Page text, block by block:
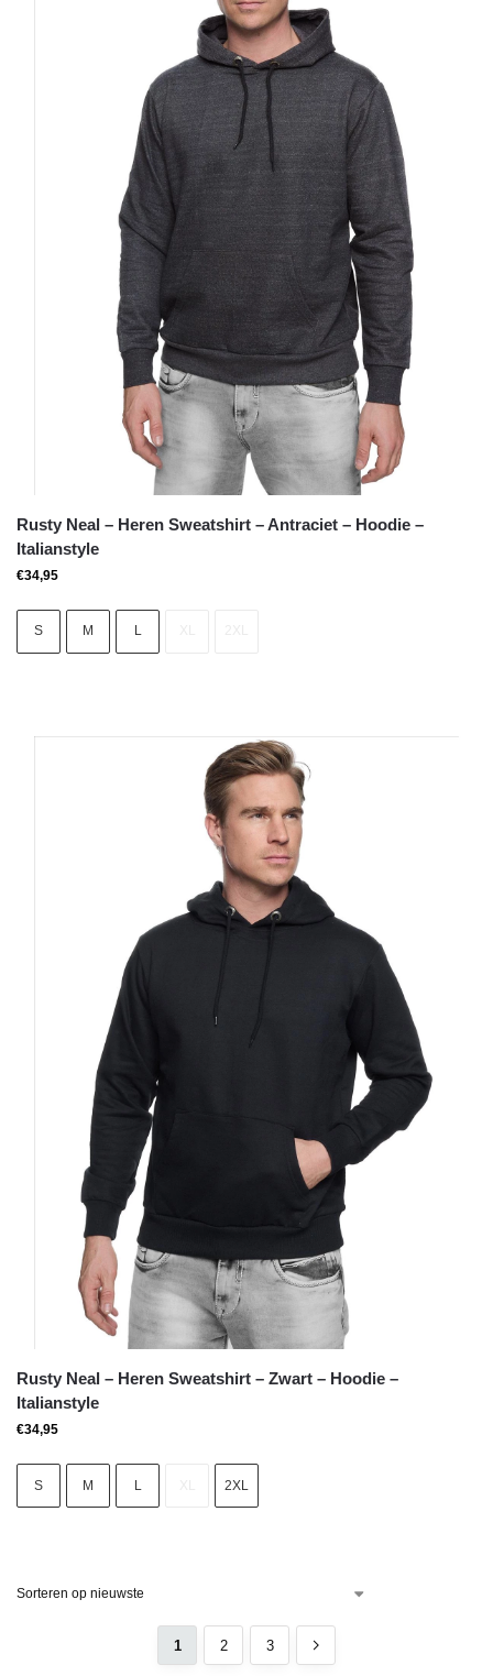
Rusty Neal – Heren Sweatshirt – Antraciet – Hoodie –
Italianstyle
€34,95
S M L
Rusty Neal – Heren Sweatshirt – Zwart – Hoodie –
Italianstyle
€34,95
S M L 2XL
1 2 3